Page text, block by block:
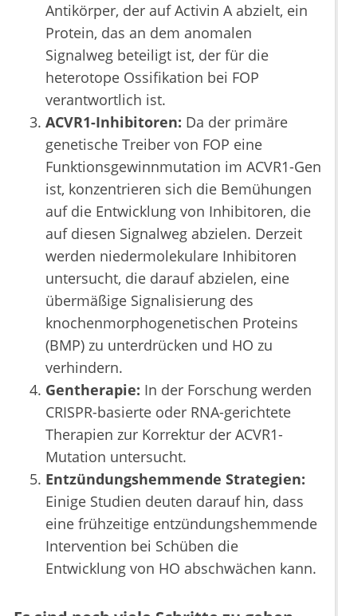
Antikörper, der auf Activin A abzielt, ein
Protein, das an dem anomalen
Signalweg beteiligt ist, der für die
heterotope Ossifikation bei FOP
verantwortlich ist.
ACVR1-Inhibitoren: Da der primäre
genetische Treiber von FOP eine
Funktionsgewinnmutation im ACVR1-Gen
ist, konzentrieren sich die Bemühungen
auf die Entwicklung von Inhibitoren, die
auf diesen Signalweg abzielen. Derzeit
werden niedermolekulare Inhibitoren
untersucht, die darauf abzielen, eine
übermäßige Signalisierung des
knochenmorphogenetischen Proteins
(BMP) zu unterdrücken und HO zu
verhindern.
Gentherapie: In der Forschung werden
CRISPR-basierte oder RNA-gerichtete
Therapien zur Korrektur der ACVR1-
Mutation untersucht.
Entzündungshemmende Strategien:
Einige Studien deuten darauf hin, dass
eine frühzeitige entzündungshemmende
Intervention bei Schüben die
Entwicklung von HO abschwächen kann.